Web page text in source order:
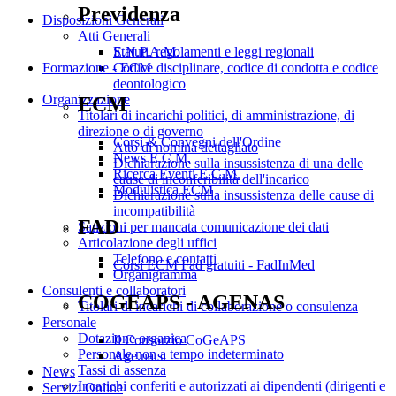
Previdenza
E.N.P.A.M.
Formazione - ECM
ECM
Corsi & Convegni dell'Ordine
News E.C.M.
Ricerca Eventi E.C.M.
Modulistica ECM
FAD
Corsi ECM Fad gratuiti - FadInMed
COGEAPS - AGENAS
Il Consorzio CoGeAPS
Age.na.s.
News
Servizi Online
Disposizioni Generali
Atti Generali
Statuti, regolamenti e leggi regionali
Codice disciplinare, codice di condotta e codice
deontologico
Organizzazione
Titolari di incarichi politici, di amministrazione, di
direzione o di governo
Atto di nomina dettagliato
Dichiarazione sulla insussistenza di una delle
cause di inconferibilità dell'incarico
Dichiarazione sulla insussistenza delle cause di
incompatibilità
Sanzioni per mancata comunicazione dei dati
Articolazione degli uffici
Telefono e contatti
Organigramma
Consulenti e collaboratori
Titolari di incarichi di collaborazione o consulenza
Personale
Dotazione organica
Personale non a tempo indeterminato
Tassi di assenza
Incarichi conferiti e autorizzati ai dipendenti (dirigenti e